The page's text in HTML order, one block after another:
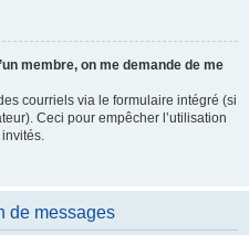
membre, on me demande de me
courriels via le formulaire intégré (si
Ceci pour empêcher l’utilisation
de messages